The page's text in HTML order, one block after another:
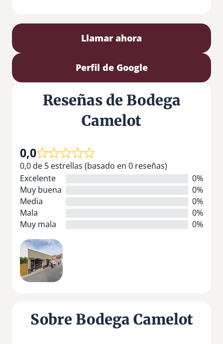
Llamar ahora
Perfil de Google
Reseñas de Bodega
Camelot
0,0
0,0 de 5 estrellas (basado en 0 reseñas)
Excelente
0%
Muy buena
0%
Media
0%
Mala
0%
Muy mala
0%
Sobre Bodega Camelot